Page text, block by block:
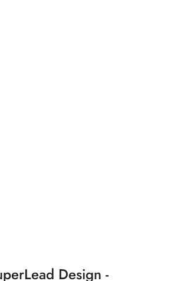
Design -